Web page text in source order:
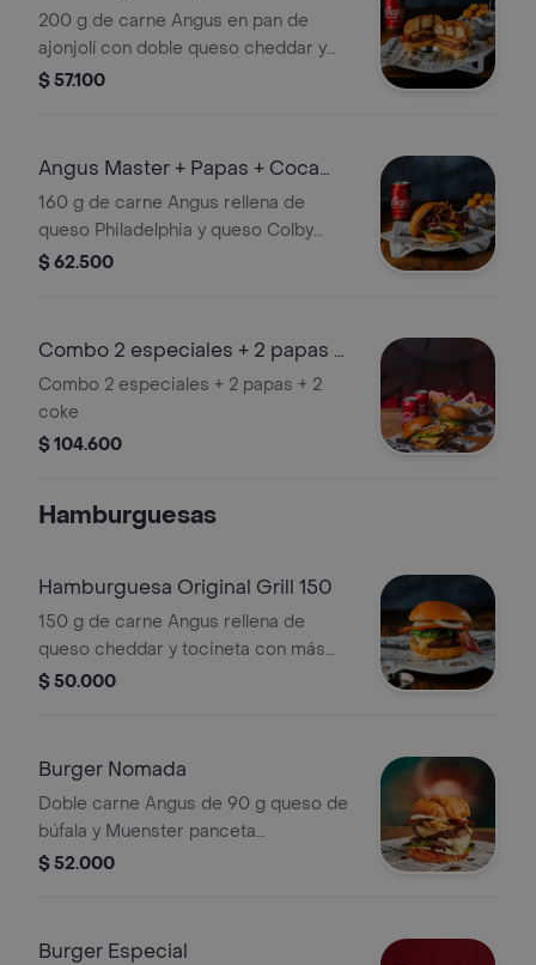
200 g de carne Angus en pan de
ajonjolí con doble queso cheddar y
doble tocineta. Sin vegetales.
$ 57.100
Angus Master + Papas + Coca
Cola
160 g de carne Angus rellena de
queso Philadelphia y queso Colby
doble tocineta caramelizada cebolla
$ 62.500
Combo 2 especiales + 2 papas +
2 coke
Combo 2 especiales + 2 papas + 2
coke
$ 104.600
Hamburguesas
Hamburguesa Original Grill 150
150 g de carne Angus rellena de
queso cheddar y tocineta con más
queso y más tocineta salsa original
$ 50.000
Burger Nomada
Doble carne Angus de 90 g queso de
búfala y Muenster panceta
caramelizada en Jack Honey hash
$ 52.000
Burger Especial